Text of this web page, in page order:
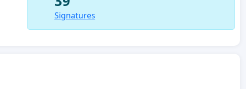
Signatures